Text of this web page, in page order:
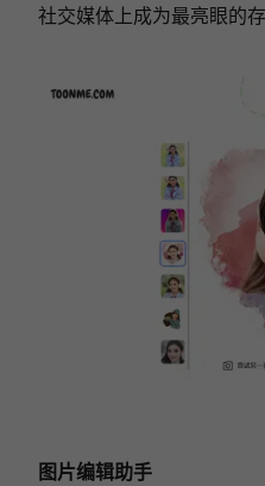
社交媒体上成为最亮眼的存
图片编辑助手